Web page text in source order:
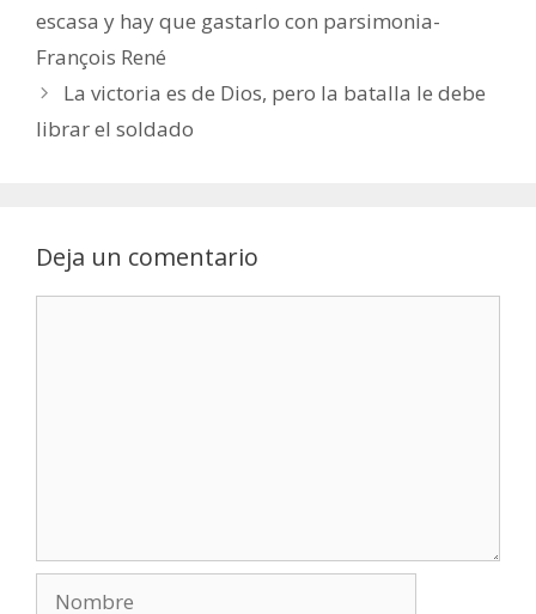
escasa y hay que gastarlo con parsimonia-
François René
La victoria es de Dios, pero la batalla le debe
librar el soldado
Deja un comentario